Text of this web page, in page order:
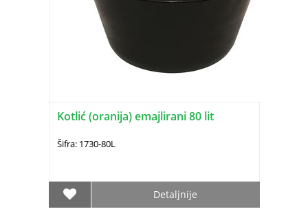
Kotlić (oranija) emajlirani 80 lit
Šifra: 1730-80L
Detaljnije